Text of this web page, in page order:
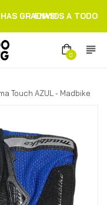
GRACIAS!
ENVIOS A TODO
0
Touch AZUL - Madbike